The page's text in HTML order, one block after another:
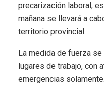
precarización laboral,
mañana se llevará a
territorio provincial.
La medida de fuerza
lugares de trabajo, con
emergencias solamente.